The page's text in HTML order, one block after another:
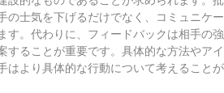
の士気を下げるだけでなく、コミュニケー
す。代わりに、フィードバックは相手の強
することが重要です。具体的な方法やアイ
はより具体的な行動について考えることが